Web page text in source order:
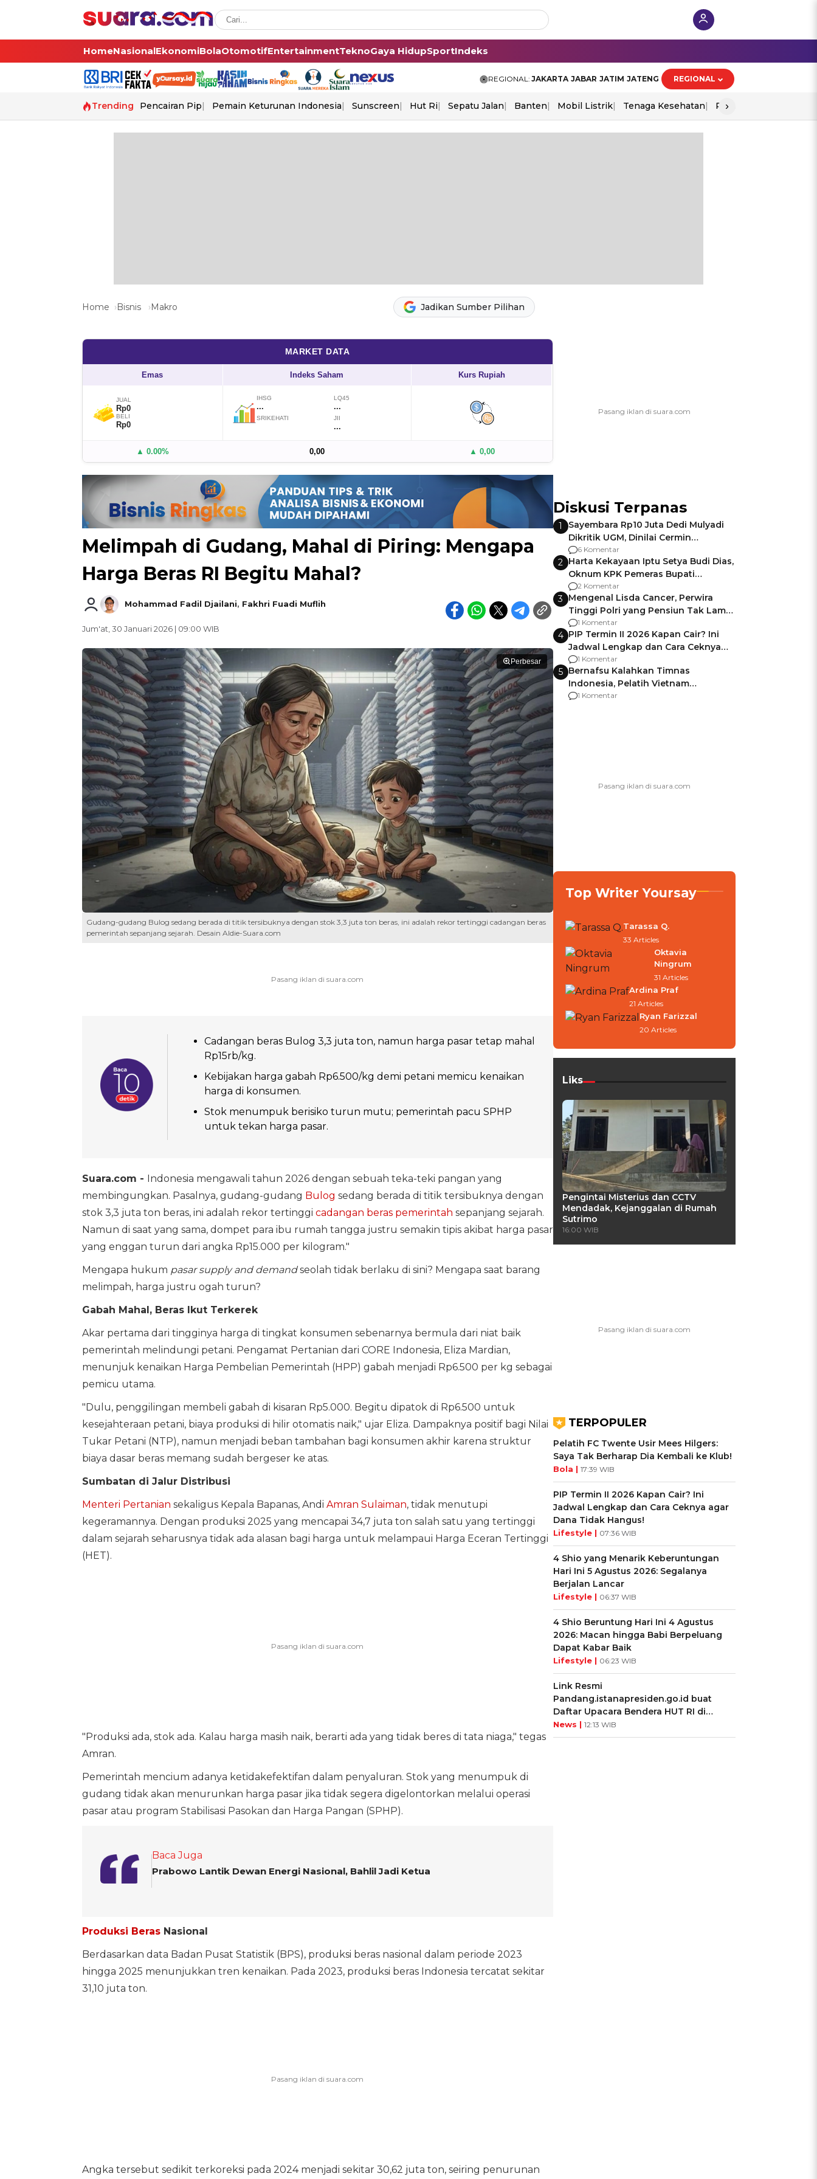
HomeNasionalEkonomiBolaOtomotifEntertainmentTeknoGaya HidupSportIndeks
REGIONAL: JAKARTA JABAR JATIM JATENG REGIONAL
Trending Pencairan Pip Pemain Keturunan Indonesia Sunscreen Hut Ri Sepatu Jalan Banten Mobil Listrik Tenaga Kesehatan Perang As-Iran
›
Home Bisnis Makro Jadikan Sumber Pilihan
MARKET DATA
Emas Indeks Saham Kurs Rupiah
JUAL
Rp0
BELI
Rp0
IHSG
...
LQ45
...
SRIKEHATI JII
...
▲ 0.00% 0,00 ▲ 0,00
Melimpah di Gudang, Mahal di Piring: Mengapa
Harga Beras RI Begitu Mahal?
Mohammad Fadil Djailani, Fakhri Fuadi Muflih
Jum'at, 30 Januari 2026 | 09:00 WIB
Perbesar
Gudang-gudang Bulog sedang berada di titik tersibuknya dengan stok 3,3 juta ton beras, ini adalah rekor tertinggi cadangan beras
pemerintah sepanjang sejarah. Desain Aldie-Suara.com
Cadangan beras Bulog 3,3 juta ton, namun harga pasar tetap mahal
Rp15rb/kg.
Kebijakan harga gabah Rp6.500/kg demi petani memicu kenaikan
harga di konsumen.
Stok menumpuk berisiko turun mutu; pemerintah pacu SPHP
untuk tekan harga pasar.
Suara.com - Indonesia mengawali tahun 2026 dengan sebuah teka-teki pangan yang
membingungkan. Pasalnya, gudang-gudang Bulog sedang berada di titik tersibuknya dengan
stok 3,3 juta ton beras, ini adalah rekor tertinggi cadangan beras pemerintah sepanjang sejarah.
Namun di saat yang sama, dompet para ibu rumah tangga justru semakin tipis akibat harga pasar
yang enggan turun dari angka Rp15.000 per kilogram."
Mengapa hukum pasar supply and demandseolah tidak berlaku di sini? Mengapa saat barang
melimpah, harga justru ogah turun?
Gabah Mahal, Beras Ikut Terkerek
Akar pertama dari tingginya harga di tingkat konsumen sebenarnya bermula dari niat baik
pemerintah melindungi petani. Pengamat Pertanian dari CORE Indonesia, Eliza Mardian,
menunjuk kenaikan Harga Pembelian Pemerintah (HPP) gabah menjadi Rp6.500 per kg sebagai
pemicu utama.
"Dulu, penggilingan membeli gabah di kisaran Rp5.000. Begitu dipatok di Rp6.500 untuk
kesejahteraan petani, biaya produksi di hilir otomatis naik," ujar Eliza. Dampaknya positif bagi Nilai
Tukar Petani (NTP), namun menjadi beban tambahan bagi konsumen akhir karena struktur
biaya dasar beras memang sudah bergeser ke atas.
Sumbatan di Jalur Distribusi
Menteri Pertanian sekaligus Kepala Bapanas, Andi Amran Sulaiman, tidak menutupi
kegeramannya. Dengan produksi 2025 yang mencapai 34,7 juta ton salah satu yang tertinggi
dalam sejarah seharusnya tidak ada alasan bagi harga untuk melampaui Harga Eceran Tertinggi
(HET).
"Produksi ada, stok ada. Kalau harga masih naik, berarti ada yang tidak beres di tata niaga," tegas
Amran.
Pemerintah mencium adanya ketidakefektifan dalam penyaluran. Stok yang menumpuk di
gudang tidak akan menurunkan harga pasar jika tidak segera digelontorkan melalui operasi
pasar atau program Stabilisasi Pasokan dan Harga Pangan (SPHP).
Baca Juga
Prabowo Lantik Dewan Energi Nasional, Bahlil Jadi Ketua
Produksi BerasNasional
Berdasarkan data Badan Pusat Statistik (BPS), produksi beras nasional dalam periode 2023
hingga 2025 menunjukkan tren kenaikan. Pada 2023, produksi beras Indonesia tercatat sekitar
31,10 juta ton.
Angka tersebut sedikit terkoreksi pada 2024 menjadi sekitar 30,62 juta ton, seiring penurunan
Diskusi Terpanas
1
Sayembara Rp10 Juta Dedi Mulyadi
Dikritik UGM, Dinilai Cermin
Gagalnya Negara Jamin Keamanan
6 Komentar
2 Harta Kekayaan Iptu Setya Budi Dias,
Oknum KPK Pemeras Bupati
Pemalang
2 Komentar
3 Mengenal Lisda Cancer, Perwira
Tinggi Polri yang Pensiun Tak Lama
Usai Jadi Brigjen
1 Komentar
4 PIP Termin II 2026 Kapan Cair? Ini
Jadwal Lengkap dan Cara Ceknya
agar Dana Tidak Hangus!
1 Komentar
5 Bernafsu Kalahkan Timnas
Indonesia, Pelatih Vietnam
Berencana Pakai Jimat di Pakansari
1 Komentar
Top Writer Yoursay
Tarassa Q.
33 Articles
Oktavia
Ningrum
31 Articles
Ardina Praf
21 Articles
Ryan Farizzal
20 Articles
Liks
Pengintai Misterius dan CCTV
Mendadak, Kejanggalan di Rumah
Sutrimo
16:00 WIB
TERPOPULER
Pelatih FC Twente Usir Mees Hilgers:
Saya Tak Berharap Dia Kembali ke Klub!
Bola | 17:39 WIB
PIP Termin II 2026 Kapan Cair? Ini
Jadwal Lengkap dan Cara Ceknya agar
Dana Tidak Hangus!
Lifestyle | 07:36 WIB
4 Shio yang Menarik Keberuntungan
Hari Ini 5 Agustus 2026: Segalanya
Berjalan Lancar
Lifestyle | 06:37 WIB
4 Shio Beruntung Hari Ini 4 Agustus
2026: Macan hingga Babi Berpeluang
Dapat Kabar Baik
Lifestyle | 06:23 WIB
Link Resmi
Pandang.istanapresiden.go.id buat
Daftar Upacara Bendera HUT RI di
Istana Negara
News | 12:13 WIB